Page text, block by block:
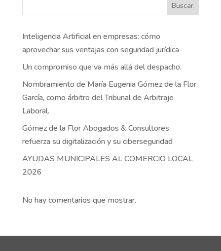
Buscar
Inteligencia Artificial en empresas: cómo
aprovechar sus ventajas con seguridad jurídica
Un compromiso que va más allá del despacho.
Nombramiento de María Eugenia Gómez de la Flor
García, como árbitro del Tribunal de Arbitraje
Laboral.
Gómez de la Flor Abogados & Consultores
refuerza su digitalización y su ciberseguridad
AYUDAS MUNICIPALES AL COMERCIO LOCAL
2026
No hay comentarios que mostrar.